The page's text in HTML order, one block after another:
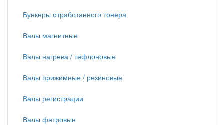
Бункеры отработанного тонера
Валы магнитные
Валы нагрева / тефлоновые
Валы прижимные / резиновые
Валы регистрации
Валы фетровые